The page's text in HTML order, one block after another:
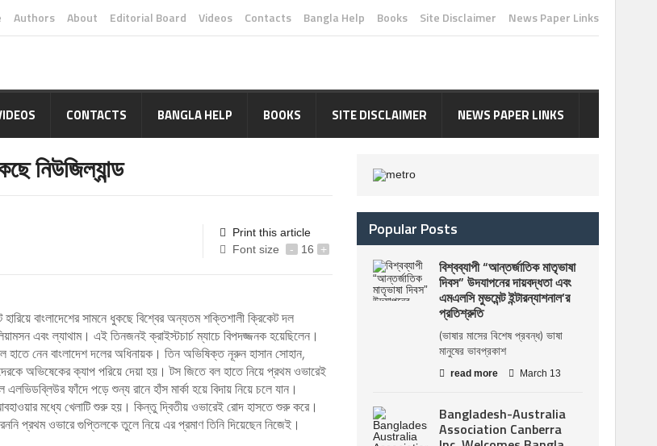
Authors About Editorial Board Videos Contacts Bangla Help Books Site Disclaimer News Paper Links
CONTACTS BANGLA HELP BOOKS SITE DISCLAIMER NEWS PAPER LINKS
নিউজিল্যান্ড
Print this article
Font size
- 16 +
বাংলাদেশের সামনে ধুকছে বিশ্বের অন্যতম শক্তিশালী ক্রিকেট দল
এবং ল্যাথাম। এই তিনজনই ক্রাইস্টচার্চ ম্যাচে বিপদজ্জনক হয়েছিলেন।
নেন বাংলাদেশ দলের অধিনায়ক। তিন অভিষিক্ত নূরুন হাসান সোহান,
অভিষেকের ক্যাপ পরিয়ে দেয়া হয়। টস জিতে বল হাতে নিয়ে প্রথম ওভারেই
ফাঁদে পড়ে শুন্য রানে হাঁস মার্কা হয়ে বিদায় নিয়ে চলে যান।
মধ্যে খেলাটি শুরু হয়। কিন্তু দ্বিতীয় ওভারেই রোদ হাসতে শুরু করে।
প্রথম ওভারে গুপ্তিলকে তুলে নিয়ে এর প্রমাণ তিনি দিয়েছেন নিজেই।
Popular Posts
বিশ্বব্যাপী “আন্তর্জাতিক মাতৃভাষা
দিবস” উদযাপনের দায়বদ্ধতা এবং
এমএলসি মুভমেন্ট ইন্টারন্যাশনাল’র
প্রতিশ্রুতি
(ভাষার মাসের বিশেষ প্রবন্ধ) ভাষা
মানুষের ভাবপ্রকাশ
read more March 13
Bangladesh-Australia
Association Canberra